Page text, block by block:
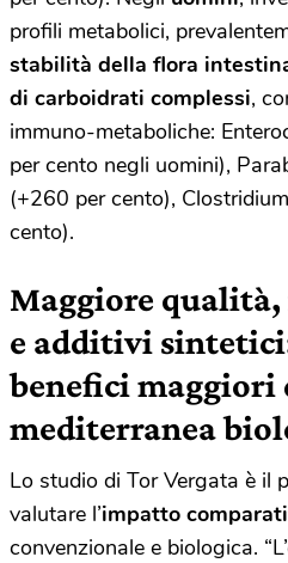
profili metabolici,
stabilità della flora
di carboidrati complessi,
immuno-metaboliche:
per cento negli uomini),
(+260 per cento),
cento).
Maggiore
e additivi
benefici maggiori
mediterranea
Lo studio di Tor Vergata è il
valutare l’impatto
convenzionale e biologica.